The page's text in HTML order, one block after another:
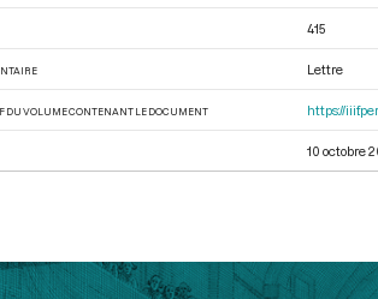
415
Lettre
DU VOLUME CONTENANT LE DOCUMENT https://
10 octobre